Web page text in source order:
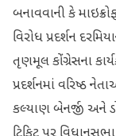
બનાવવાની કે
વિરોધ પ્રદર્શન
તૃણમૂલ કોંગ્રેસના
પ્રદર્શનમાં વરિષ્ઠ
કલ્યાણ બેનર્જી અને